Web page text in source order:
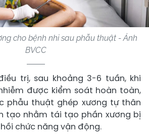
cho bệnh nhi sau phẫu thuật - Ảnh
BVCC
trị, sau khoảng 3-6 tuần, khi
được kiểm soát hoàn toàn,
phẫu thuật ghép xương tự thân
tạo nhằm tái tạo phần xương bị
chức năng vận động.